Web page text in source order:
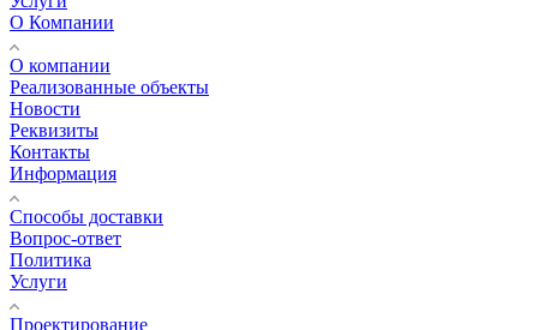
О Компании
О компании
Реализованные объекты
Новости
Реквизиты
Контакты
Информация
Способы доставки
Вопрос-ответ
Политика
Услуги
Проектирование